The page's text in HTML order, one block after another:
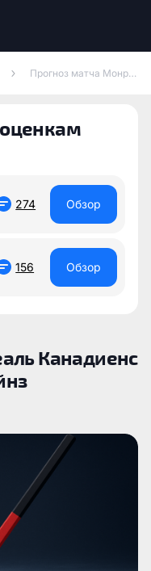
Прогноз матча Монреаль Канадиенс — Каролина Харрикейнз
274 Обзор
156 Обзор
Канадиенс